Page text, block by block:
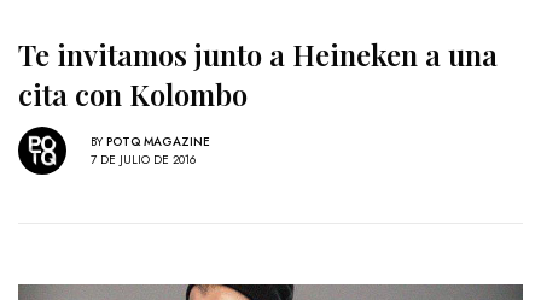
Te invitamos junto a Heineken a una
cita con Kolombo
BY POTQ MAGAZINE
7 DE JULIO DE 2016